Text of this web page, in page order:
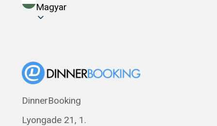
Magyar
DinnerBooking
Lyongade 21, 1.